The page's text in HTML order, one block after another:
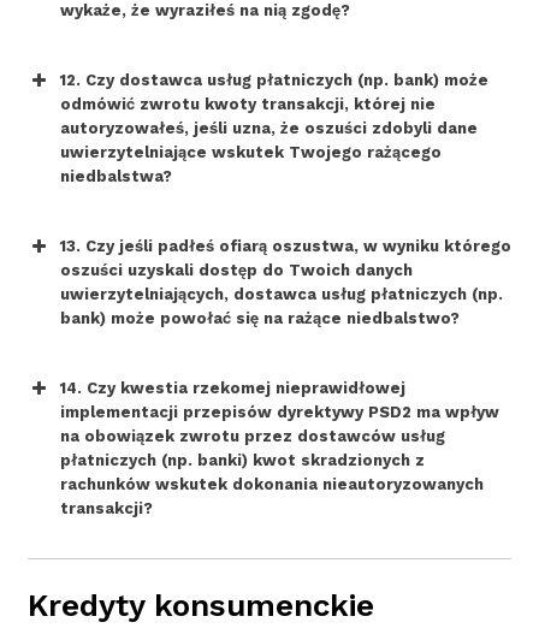
SMS-y
podszywające się np. pod firmy
dostarczające prąd, gaz, media czy
wykaże, że wyraziłeś na nią zgodę?
12. Czy dostawca usług płatniczych (np. bank) może
odmówić zwrotu kwoty transakcji, której nie
autoryzowałeś, jeśli uzna, że oszuści zdobyli dane
uwierzytelniające wskutek Twojego rażącego
niedbalstwa?
13. Czy jeśli padłeś ofiarą oszustwa, w wyniku którego
oszuści uzyskali dostęp do Twoich danych
uwierzytelniających, dostawca usług płatniczych (np.
bank) może powołać się na rażące niedbalstwo?
14. Czy kwestia rzekomej nieprawidłowej
implementacji przepisów dyrektywy PSD2 ma wpływ
na obowiązek zwrotu przez dostawców usług
płatniczych (np. banki) kwot skradzionych z
rachunków wskutek dokonania nieautoryzowanych
transakcji?
Kredyty konsumenckie